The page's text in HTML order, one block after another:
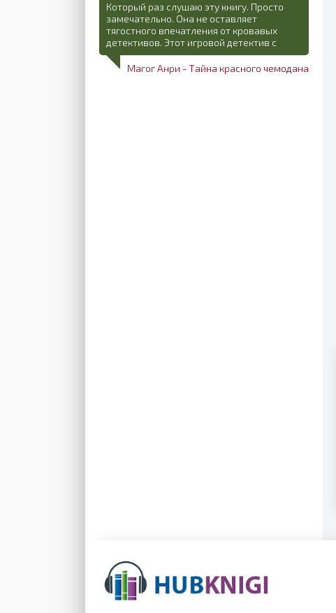
Который раз слушаю эту книгу. Просто
замечательно. Она не оставляет
тягостного впечатления от кровавых
детективов. Этот игровой детектив с
Магог Анри - Тайна красного чемодана